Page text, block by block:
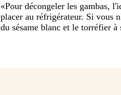
«Pour décongeler les gambas,
placer au réfrigérateur. Si vous
du sésame blanc et le torréfier à